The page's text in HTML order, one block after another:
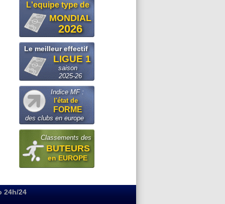
L'equipe type de
MONDIAL
2026
Le meilleur effectif
LIGUE 1
saison
2025-26
Indice MF :
l'état de
FORME
des clubs en europe
Classements des
BUTEURS
en EUROPE
24h/24